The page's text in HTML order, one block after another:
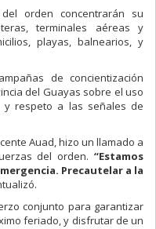
orden concentrarán su
terminales aéreas y
playas, balnearios, y
de concientización
del Guayas sobre el uso
y respeto a las señales de
Auad, hizo un llamado a
del orden. “Estamos
Precautelar a la
conjunto para garantizar
feriado, y disfrutar de un